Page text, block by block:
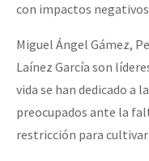
con impactos negativos
Miguel Ángel Gámez,
Laínez García son
vida se han dedicado a
preocupados ante la
restricción para